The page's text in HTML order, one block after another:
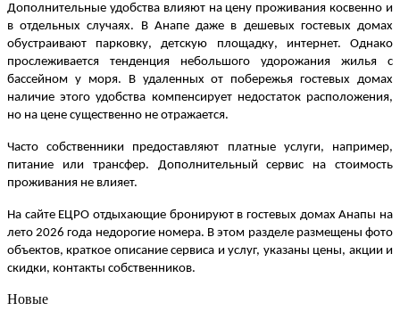
Дополнительные удобства влияют на цену проживания косвенно и
в отдельных случаях. В Анапе даже в дешевых гостевых домах
обустраивают парковку, детскую площадку, интернет. Однако
прослеживается тенденция небольшого удорожания жилья с
бассейном у моря. В удаленных от побережья гостевых домах
наличие этого удобства компенсирует недостаток расположения,
но на цене существенно не отражается.
Часто собственники предоставляют платные услуги, например,
питание или трансфер. Дополнительный сервис на стоимость
проживания не влияет.
На сайте ЕЦРО отдыхающие бронируют в гостевых домах Анапы на
лето 2026 года недорогие номера. В этом разделе размещены фото
объектов, краткое описание сервиса и услуг, указаны цены, акции и
скидки, контакты собственников.
Новые